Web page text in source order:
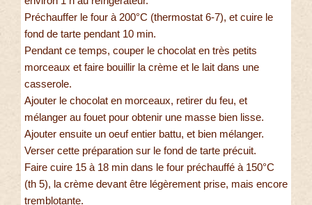
Préchauffer le four à 200°C (thermostat 6-7), et cuire le
fond de tarte pendant 10 min.
Pendant ce temps, couper le chocolat en très petits
morceaux et faire bouillir la crème et le lait dans une
casserole.
Ajouter le chocolat en morceaux, retirer du feu, et
mélanger au fouet pour obtenir une masse bien lisse.
Ajouter ensuite un oeuf entier battu, et bien mélanger.
Verser cette préparation sur le fond de tarte précuit.
Faire cuire 15 à 18 min dans le four préchauffé à 150°C
(th 5), la crème devant être légèrement prise, mais encore
tremblotante.